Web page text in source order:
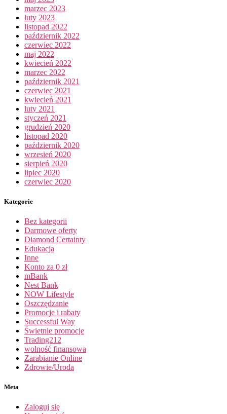
marzec 2023
luty 2023
listopad 2022
październik 2022
czerwiec 2022
maj 2022
kwiecień 2022
marzec 2022
październik 2021
czerwiec 2021
kwiecień 2021
luty 2021
styczeń 2021
grudzień 2020
listopad 2020
październik 2020
wrzesień 2020
sierpień 2020
lipiec 2020
czerwiec 2020
Kategorie
Bez kategorii
Darmowe oferty
Diamond Certainty
Edukacja
Inne
Konto za 0 zł
mBank
Nest Bank
NOW Lifestyle
Oszczędzanie
Promocje i rabaty
Successful Way
Świetnie promocje
Trading212
wolność finansowa
Zarabianie Online
Zdrowie/Uroda
Meta
Zaloguj się